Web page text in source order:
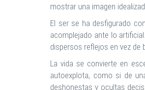
mostrar una imagen
El ser se ha desfigurado
acomplejado ante lo
dispersos reflejos en vez de
La vida se convierte en
autoexplota, como si de
deshonestas y ocultas